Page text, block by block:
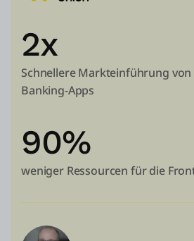
2x
Schnellere Markteinführung von
Banking-Apps
90%
weniger Ressourcen für die